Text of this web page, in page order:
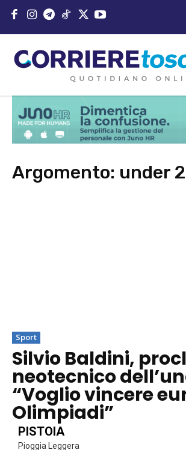
Argomento: under
Sport
Silvio Baldini,
neotecnico
“Voglio vincere
Olimpiadi”
PISTOIA
Pioggia Leggera